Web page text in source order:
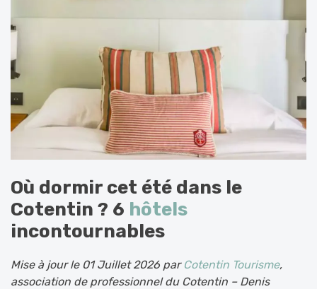
Où dormir cet été dans le
Cotentin ? 6 hôtels
incontournables
Mise à jour le 01 Juillet 2026 par Cotentin Tourisme,
association de professionnel du Cotentin – Denis